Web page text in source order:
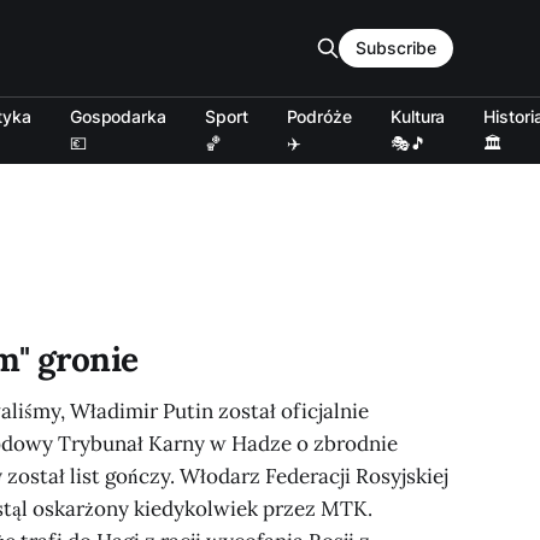
Gospodarka
💶
Sport
🏀
Podróże
✈️
Kultura
🎭🎵
🏛️
Subscribe
gronie
Władimir Putin został oficjalnie
Trybunał Karny w Hadze o zbrodnie
list gończy. Włodarz Federacji Rosyjskiej
oskarżony kiedykolwiek przez MTK.